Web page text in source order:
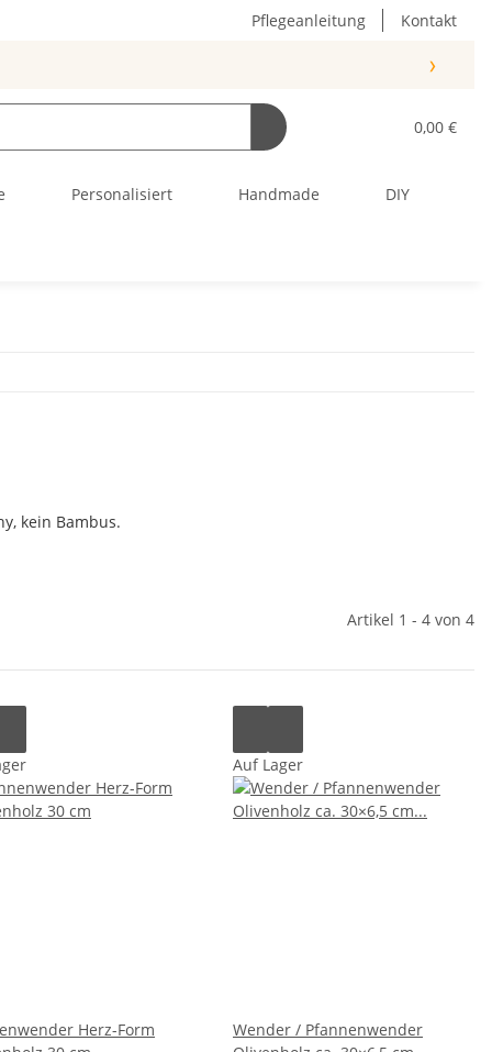
Pflegeanleitung Kontakt
›
0,00 €
Personalisiert Handmade DIY
kein Bambus.
Artikel 1 - 4 von 4
Herz-Form
Auf Lager
Wender / Pfannenwender